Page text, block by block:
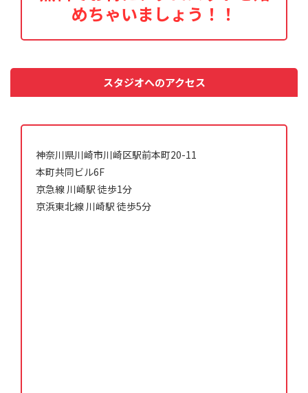
めちゃいましょう！！
スタジオへのアクセス
神奈川県川崎市川崎区駅前本町20-11
本町共同ビル6F
京急線 川崎駅 徒歩1分
京浜東北線 川崎駅 徒歩5分